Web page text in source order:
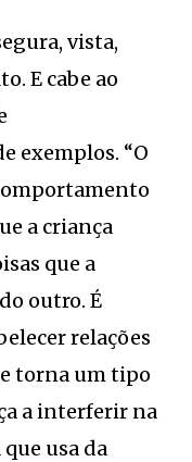
vista,
E cabe ao
exemplos. “O
a criança
que a
outro. É
relações
torna um tipo
a interferir na
usa da